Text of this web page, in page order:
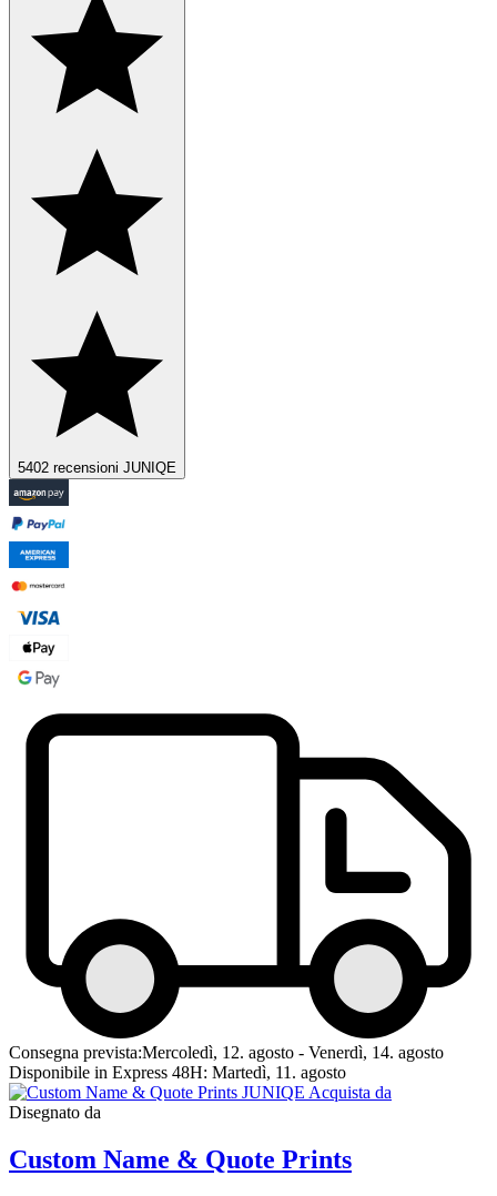
5402 recensioni JUNIQE
Consegna prevista:Mercoledì, 12. agosto - Venerdì, 14. agosto
Disponibile in Express 48H: Martedì, 11. agosto
Disegnato da
Custom Name & Quote Prints